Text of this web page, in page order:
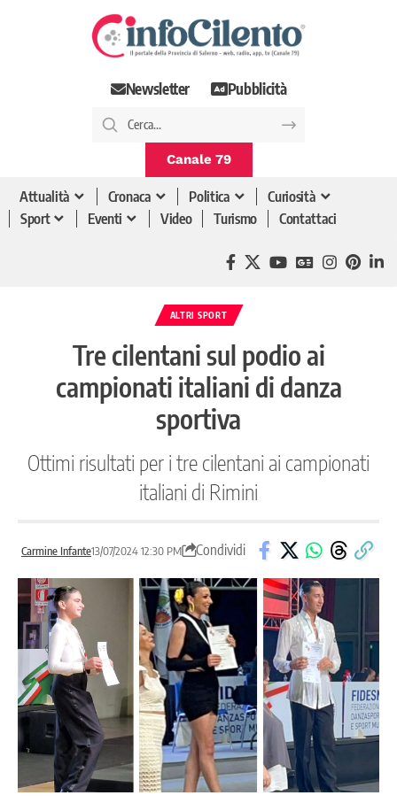
Newsletter Pubblicità
Canale 79
Attualità Cronaca Politica
Curiosità
Sport
Eventi Video Turismo Contattaci
ALTRI SPORT
Tre cilentani sul podio ai
campionati italiani di danza
sportiva
Ottimi risultati per i tre cilentani ai campionati
italiani di Rimini
Carmine Infante13/07/2024 12:30 PM Condividi